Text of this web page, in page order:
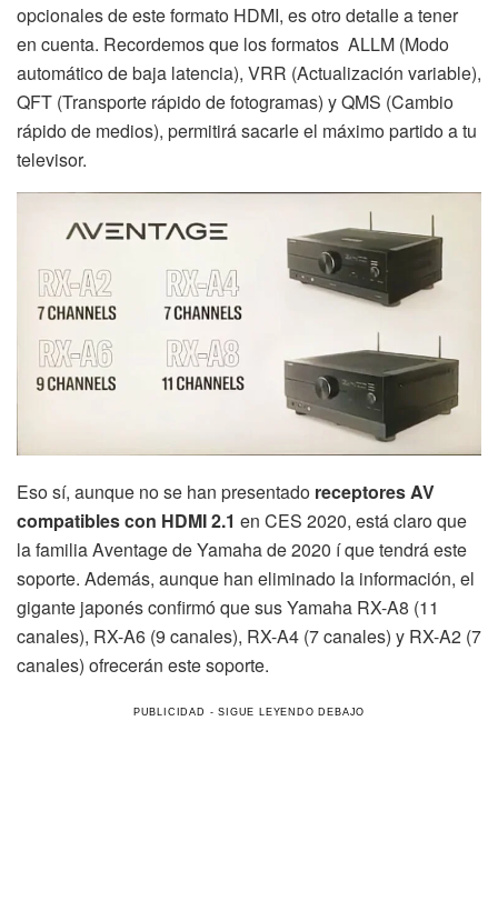
opcionales de este formato HDMI, es otro detalle a tener
en cuenta. Recordemos que los formatos ALLM (Modo
automático de baja latencia), VRR (Actualización variable),
QFT (Transporte rápido de fotogramas) y QMS (Cambio
rápido de medios), permitirá sacarle el máximo partido a tu
televisor.
Eso sí, aunque no se han presentado receptores AV
compatibles con HDMI 2.1 en CES 2020, está claro que
la familia Aventage de Yamaha de 2020 í que tendrá este
soporte. Además, aunque han eliminado la información, el
gigante japonés confirmó que sus Yamaha RX-A8 (11
canales), RX-A6 (9 canales), RX-A4 (7 canales) y RX-A2 (7
canales) ofrecerán este soporte.